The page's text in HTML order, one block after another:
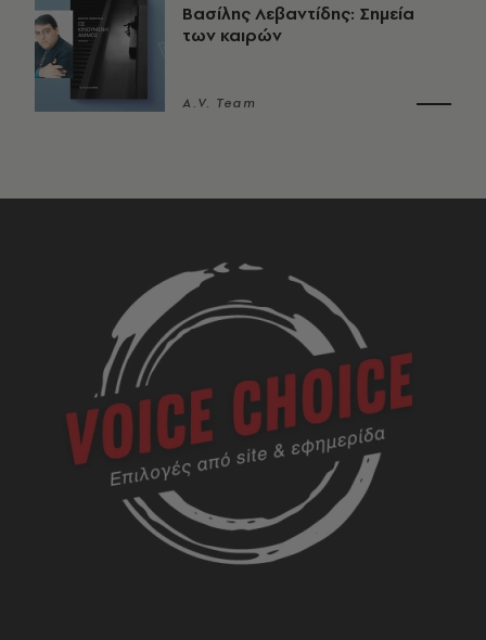
Βασίλης Λεβαντίδης: Σημεία
των καιρών
A.V. Team